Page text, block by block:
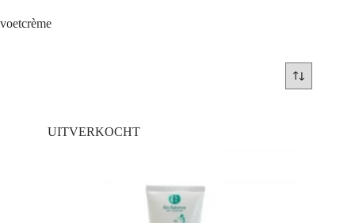
voetcrème
UITVERKOCHT